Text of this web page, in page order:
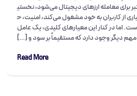
برای معامله ارزهای دیجیتال می‌شود، نخستی
از کاربران به خود مشغول می‌کند، امنیت، ح
اما در کنار این معیارهای کلیدی، یک عامل
مهم دیگر وجود دارد که مستقیماً بر سود و […]
Read More